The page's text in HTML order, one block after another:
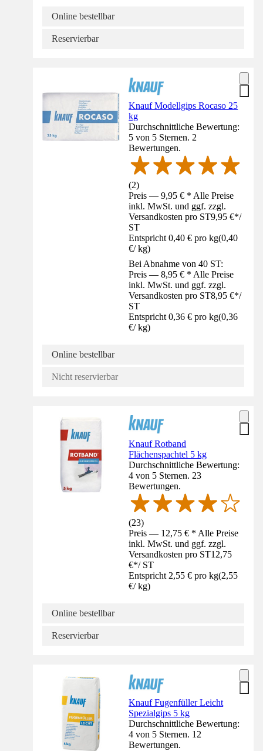
Online bestellbar
Reservierbar
Knauf Modellgips Rocaso 25
kg
Durchschnittliche Bewertung:
5 von 5 Sternen. 2
Bewertungen.
(2)
Preis — 9,95 € * Alle Preise
inkl. MwSt. und ggf. zzgl.
Versandkosten pro ST9,95 €*/
ST
Entspricht 0,40 € pro kg(0,40
€/ kg)
Bei Abnahme von 40 ST:
Preis — 8,95 € * Alle Preise
inkl. MwSt. und ggf. zzgl.
Versandkosten pro ST8,95 €*/
ST
Entspricht 0,36 € pro kg(0,36
€/ kg)
Online bestellbar
Nicht reservierbar
Knauf Rotband
Flächenspachtel 5 kg
Durchschnittliche Bewertung:
4 von 5 Sternen. 23
Bewertungen.
(23)
Preis — 12,75 € * Alle Preise
inkl. MwSt. und ggf. zzgl.
Versandkosten pro ST12,75
€*/ ST
Entspricht 2,55 € pro kg(2,55
€/ kg)
Online bestellbar
Reservierbar
Knauf Fugenfüller Leicht
Spezialgips 5 kg
Durchschnittliche Bewertung:
4 von 5 Sternen. 12
Bewertungen.